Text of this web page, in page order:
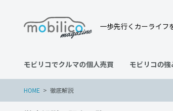
一歩先行くカーライフ
モビリコでクルマの個人売買 モビリコの強
HOME 徹底解説